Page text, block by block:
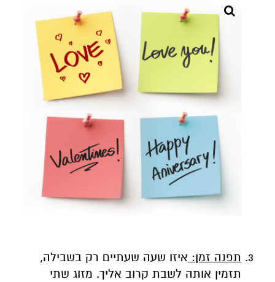
תפנה זמן: איזו שעה שעתיים רק בשבילה,
תזמין אותה לשבת קרוב אליך. מזוג שתי